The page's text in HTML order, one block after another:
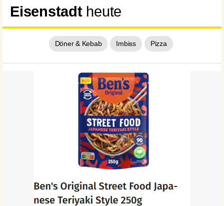
Eisenstadtheute
Döner & Kebab Imbiss Pizza